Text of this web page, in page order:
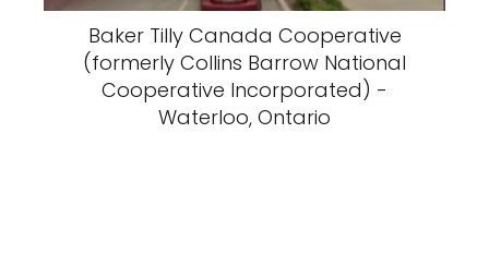
Baker Tilly Canada Cooperative
(formerly Collins Barrow National
Cooperative Incorporated) -
Waterloo, Ontario